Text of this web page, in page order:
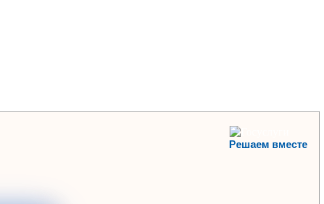
Решаем вместе